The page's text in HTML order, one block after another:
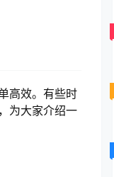
高效。有些时
为大家介绍一